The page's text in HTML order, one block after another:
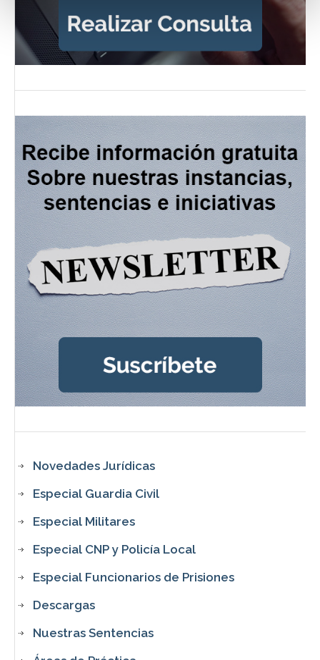
Novedades Jurídicas
Especial Guardia Civil
Especial Militares
Especial CNP y Policía Local
Especial Funcionarios de Prisiones
Descargas
Nuestras Sentencias